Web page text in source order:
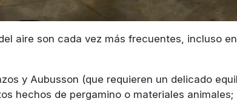
aire son cada vez más frecuentes, incluso
y Aubusson (que requieren un delicado
hechos de pergamino o materiales animales;